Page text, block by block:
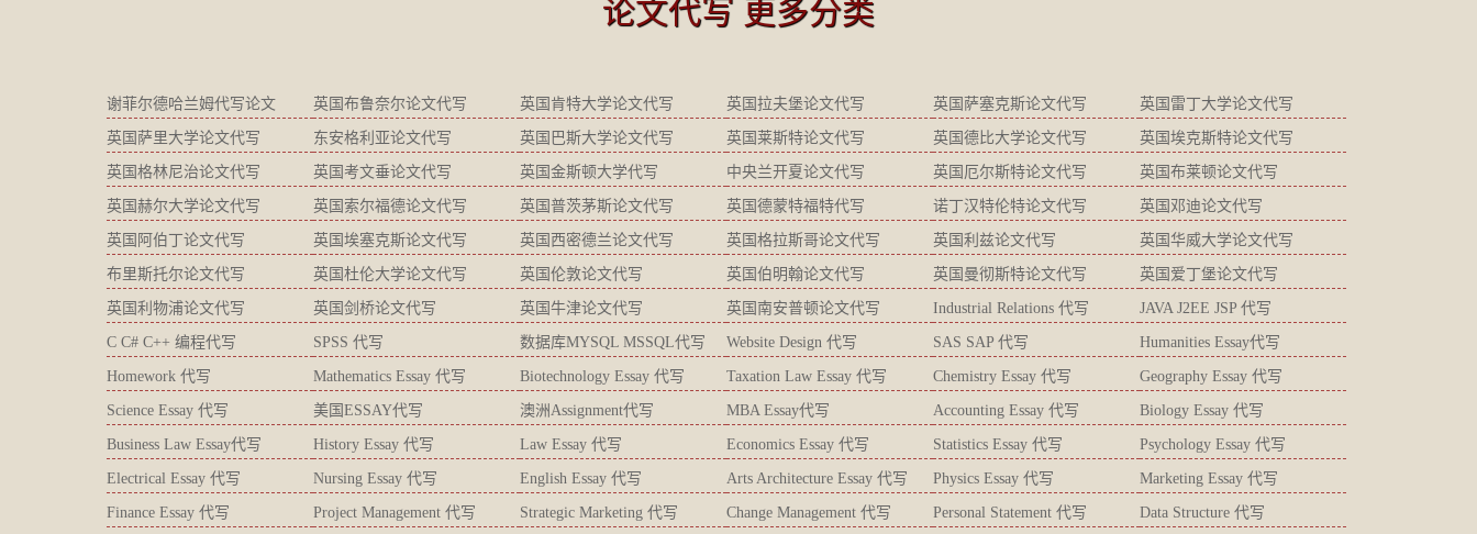
论文代写 更多分类
谢菲尔德哈兰姆代写论文 英国布鲁奈尔论文代写 英国肯特大学论文代写 英国拉夫堡论文代写 英国萨塞克斯论文代写 英国雷丁大学论文代写
英国萨里大学论文代写 东安格利亚论文代写 英国巴斯大学论文代写 英国莱斯特论文代写 英国德比大学论文代写 英国埃克斯特论文代写
英国格林尼治论文代写 英国考文垂论文代写 英国金斯顿大学代写 中央兰开夏论文代写 英国厄尔斯特论文代写 英国布莱顿论文代写
英国赫尔大学论文代写 英国索尔福德论文代写 英国普茨茅斯论文代写 英国德蒙特福特代写 诺丁汉特伦特论文代写 英国邓迪论文代写
英国阿伯丁论文代写 英国埃塞克斯论文代写 英国西密德兰论文代写 英国格拉斯哥论文代写 英国利兹论文代写 英国华威大学论文代写
布里斯托尔论文代写 英国杜伦大学论文代写 英国伦敦论文代写 英国伯明翰论文代写 英国曼彻斯特论文代写 英国爱丁堡论文代写
英国利物浦论文代写 英国剑桥论文代写 英国牛津论文代写 英国南安普顿论文代写 Industrial Relations 代写 JAVA J2EE JSP 代写
C C# C++ 编程代写 SPSS 代写 数据库MYSQL MSSQL代写 Website Design 代写 SAS SAP 代写 Humanities Essay代写
Homework 代写 Mathematics Essay 代写 Biotechnology Essay 代写 Taxation Law Essay 代写 Chemistry Essay 代写 Geography Essay 代写
Science Essay 代写 美国ESSAY代写 澳洲Assignment代写 MBA Essay代写 Accounting Essay 代写 Biology Essay 代写
Business Law Essay代写 History Essay 代写 Law Essay 代写 Economics Essay 代写 Statistics Essay 代写 Psychology Essay 代写
Electrical Essay 代写 Nursing Essay 代写 English Essay 代写 Arts Architecture Essay 代写 Physics Essay 代写 Marketing Essay 代写
Finance Essay 代写 Project Management 代写 Strategic Marketing 代写 Change Management 代写 Personal Statement 代写 Data Structure 代写